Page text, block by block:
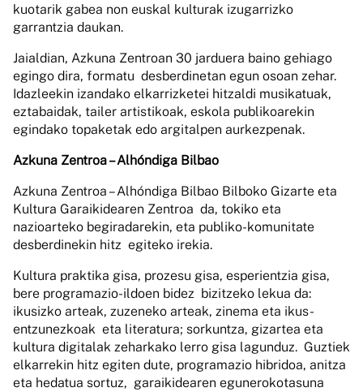
kuotarik gabea non euskal kulturak izugarrizko
garrantzia daukan.
Jaialdian, Azkuna Zentroan 30 jarduera baino gehiago
egingo dira, formatu desberdinetan egun osoan zehar.
Idazleekin izandako elkarrizketei hitzaldi musikatuak,
eztabaidak, tailer artistikoak, eskola publikoarekin
egindako topaketak edo argitalpen aurkezpenak.
Azkuna Zentroa – Alhóndiga Bilbao
Azkuna Zentroa – Alhóndiga Bilbao Bilboko Gizarte eta
Kultura Garaikidearen Zentroa da, tokiko eta
nazioarteko begiradarekin, eta publiko-komunitate
desberdinekin hitz egiteko irekia.
Kultura praktika gisa, prozesu gisa, esperientzia gisa,
bere programazio-ildoen bidez bizitzeko lekua da:
ikusizko arteak, zuzeneko arteak, zinema eta ikus-
entzunezkoak eta literatura; sorkuntza, gizartea eta
kultura digitalak zeharkako lerro gisa lagunduz. Guztiek
elkarrekin hitz egiten dute, programazio hibridoa, anitza
eta hedatua sortuz, garaikidearen egunerokotasuna